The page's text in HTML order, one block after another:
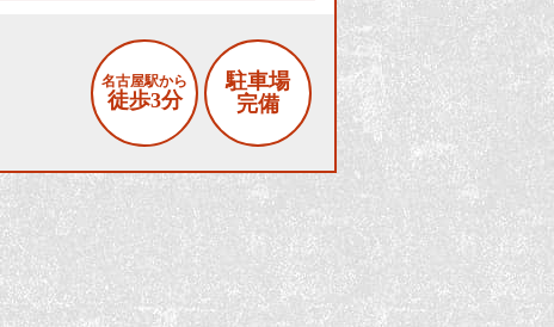
名古屋駅から
徒歩3分
駐車場
完備